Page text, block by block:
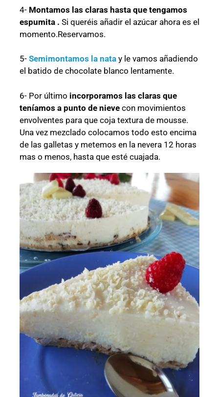
4- Montamos las claras hasta que tengamos
espumita . Si queréis añadir el azúcar ahora es el
momento.Reservamos.
5- Semimontamos la nata y le vamos añadiendo
el batido de chocolate blanco lentamente.
6- Por último incorporamos las claras que
teníamos a punto de nieve con movimientos
envolventes para que coja textura de mousse.
Una vez mezclado colocamos todo esto encima
de las galletas y metemos en la nevera 12 horas
mas o menos, hasta que esté cuajada.